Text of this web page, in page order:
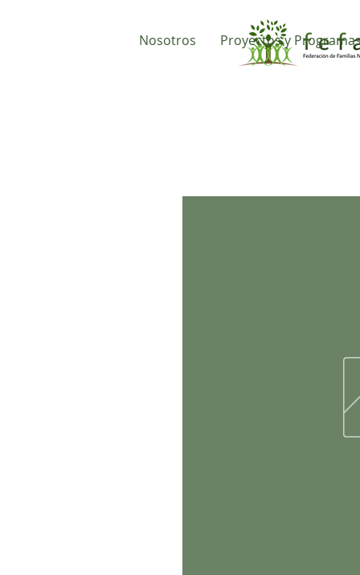
Nosotros Proyectos y